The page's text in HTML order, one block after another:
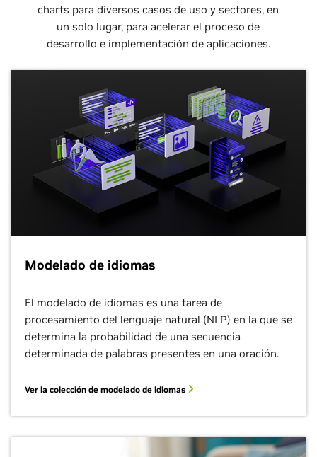
charts para diversos casos de uso y sectores, en
un solo lugar, para acelerar el proceso de
desarrollo e implementación de aplicaciones.
Modelado de idiomas
El modelado de idiomas es una tarea de
procesamiento del lenguaje natural (NLP) en la que se
determina la probabilidad de una secuencia
determinada de palabras presentes en una oración.
Ver la colección de modelado de idiomas